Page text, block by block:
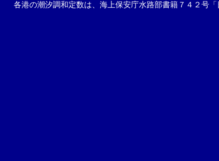
各港の潮汐調和定数は、海上保安庁水路部書籍７４２号